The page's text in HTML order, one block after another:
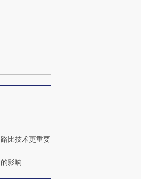
比技术更重要
影响